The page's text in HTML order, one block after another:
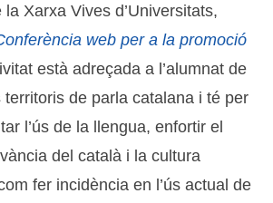
la Xarxa Vives d’Universitats,
web per a la promoció
està adreçada a l’alumnat de
territoris de parla catalana i té per
l’ús de la llengua, enfortir el
del català i la cultura
fer incidència en l’ús actual de